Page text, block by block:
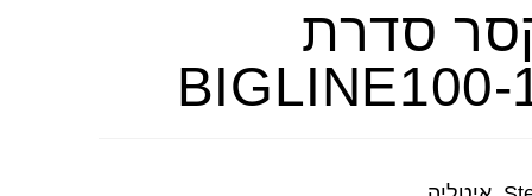
סדרת
BIGLINE100-